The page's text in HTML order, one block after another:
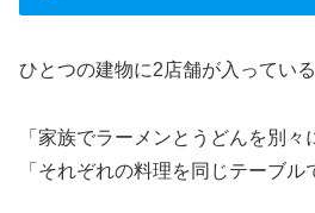
ひとつの建物に2店舗が入っている
「家族でラーメンとうどんを別々
「それぞれの料理を同じテーブル